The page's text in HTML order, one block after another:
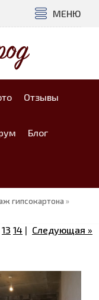
МЕНЮ
Отзывы
Блог
гипсокартона »
13 14 | Следующая »